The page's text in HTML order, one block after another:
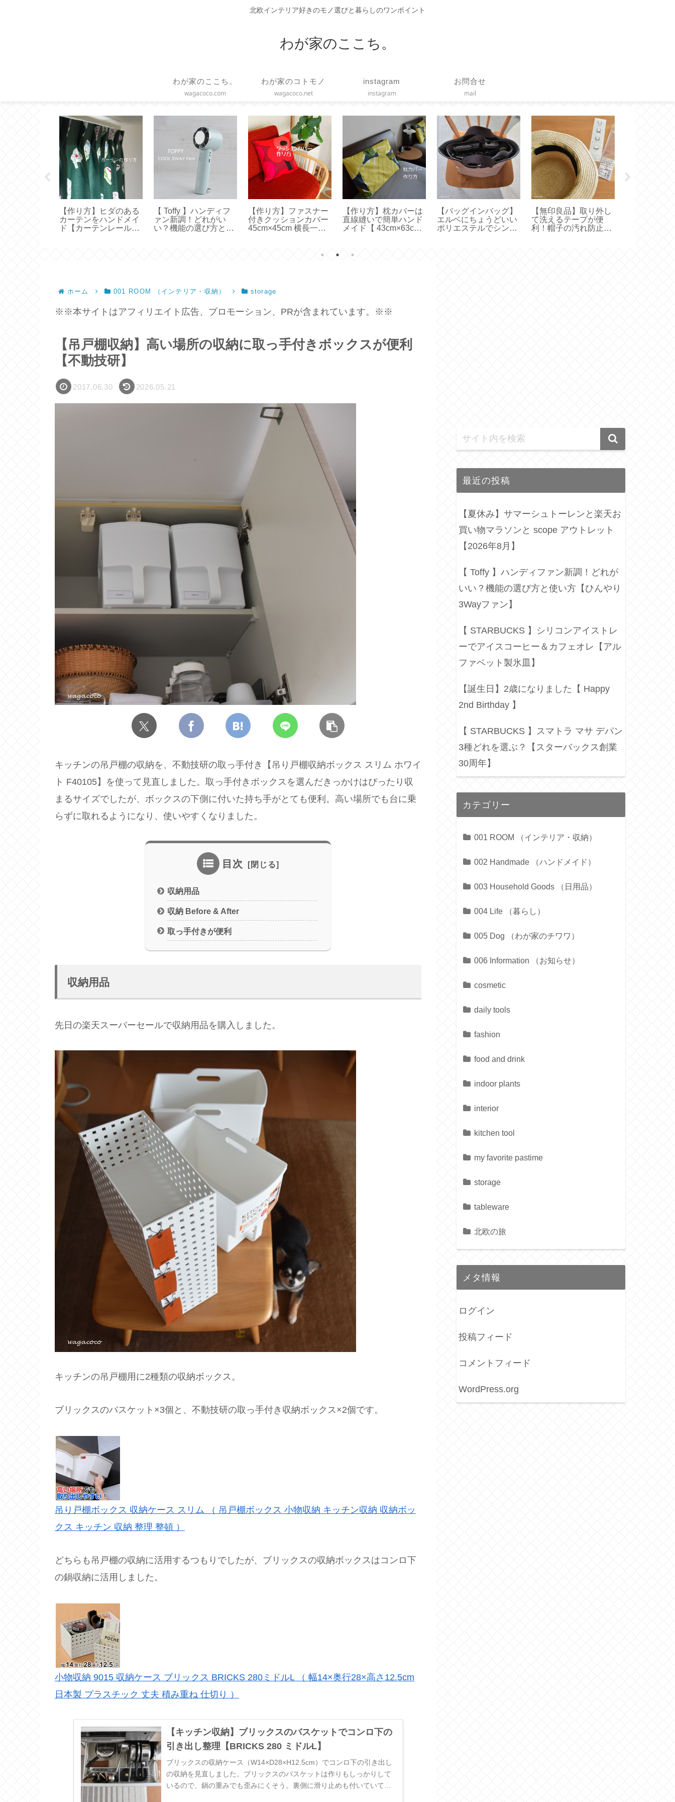
北欧インテリア好きのモノ選びと暮らしのワンポイント
わが家のここち。
わが家のここち。
wagacoco.com
わが家のコトモノ
wagacoco.net
instagram
instagram
お問合せ
mail
【作り方】ヒダのある
カーテンをハンドメイ
ド【カーテンレールに
【 Toffy 】ハンディフ
ァン新調！どれがい
い？機能の選び方と使
【作り方】ファスナー
付きクッションカバー
45cm×45cm 横長一枚
【作り方】枕カバーは
直線縫いで簡単ハンド
メイド【 43cm×63cm
【バッグインバッグ】
エルベにちょうどいい
ポリエステルでシンプ
【無印良品】取り外し
て洗えるテープが便
利！帽子の汚れ防止テ
ホーム 001 ROOM （インテリア・収納） storage
※※本サイトはアフィリエイト広告、プロモーション、PRが含まれています。※※
【吊戸棚収納】高い場所の収納に取っ手付きボックスが便利
【不動技研】
2017.06.30 2026.05.21
キッチンの吊戸棚の収納を、不動技研の取っ手付き【吊り戸棚収納ボックス スリム ホワイ
ト F40105】を使って見直しました。取っ手付きボックスを選んだきっかけはぴったり収
まるサイズでしたが、ボックスの下側に付いた持ち手がとても便利。高い場所でも台に乗
らずに取れるようになり、使いやすくなりました。
目次
収納用品
収納 Before & After
取っ手付きが便利
収納用品
先日の楽天スーパーセールで収納用品を購入しました。
キッチンの吊戸棚用に2種類の収納ボックス。
ブリックスのバスケット×3個と、不動技研の取っ手付き収納ボックス×2個です。
吊り戸棚ボックス 収納ケース スリム （ 吊戸棚ボックス 小物収納 キッチン収納 収納ボッ
クス キッチン 収納 整理 整頓 ）
どちらも吊戸棚の収納に活用するつもりでしたが、ブリックスの収納ボックスはコンロ下
の鍋収納に活用しました。
小物収納 9015 収納ケース ブリックス BRICKS 280ミドルL （ 幅14×奥行28×高さ12.5cm
日本製 プラスチック 丈夫 積み重ね 仕切り ）
【キッチン収納】ブリックスのバスケットでコンロ下の
引き出し整理【BRICKS 280 ミドルL】
ブリックスの収納ケース（W14×D28×H12.5cm）でコンロ下の引き出し
の収納を見直しました。ブリックスのバスケットは作りもしっかりして
いるので、鍋の重みでも歪みにくそう。裏側に滑り止めも付いていて、
最近の投稿
【夏休み】サマーシュトーレンと楽天お
買い物マラソンと scope アウトレット
【2026年8月】
【 Toffy 】ハンディファン新調！どれが
いい？機能の選び方と使い方【ひんやり
3Wayファン】
【 STARBUCKS 】シリコンアイストレ
ーでアイスコーヒー＆カフェオレ【アル
ファベット製氷皿】
【誕生日】2歳になりました【 Happy
2nd Birthday 】
【 STARBUCKS 】スマトラ マサ デパン
3種どれを選ぶ？【スターバックス創業
30周年】
カテゴリー
001 ROOM （インテリア・収納）
002 Handmade （ハンドメイド）
003 Household Goods （日用品）
004 Life （暮らし）
005 Dog （わが家のチワワ）
006 Information （お知らせ）
cosmetic
daily tools
fashion
food and drink
indoor plants
interior
kitchen tool
my favorite pastime
storage
tableware
北欧の旅
メタ情報
ログイン
投稿フィード
コメントフィード
WordPress.org